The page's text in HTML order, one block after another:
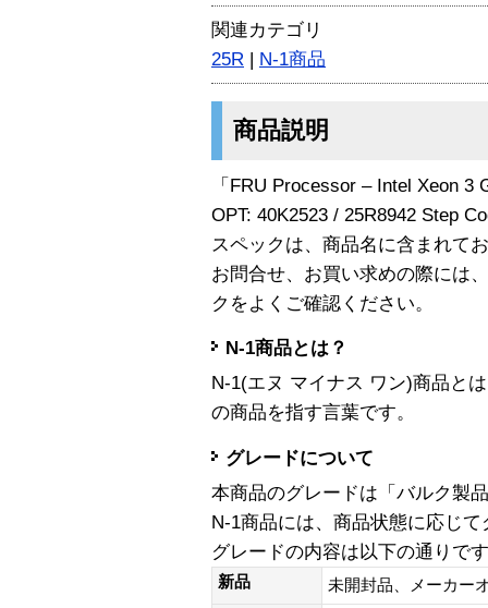
関連カテゴリ
25R | N-1商品
商品説明
「FRU Processor – Intel Xeon
OPT: 40K2523 / 25R8942 Step
スペックは、商品名に含まれて
お問合せ、お買い求めの際には
クをよくご確認ください。
N-1商品とは？
N-1(エヌ マイナス ワン)商品と
の商品を指す言葉です。
グレードについて
本商品のグレードは「バルク製
N-1商品には、商品状態に応じ
グレードの内容は以下の通りで
新品
未開封品、メーカー